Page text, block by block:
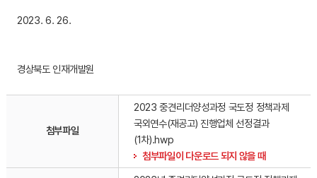
2023. 6. 26.
경상북도 인재개발원
첨부파일
2023 중견리더양성과정 국도정 정책과제
국외연수(재공고) 진행업체 선정결과
(1차).hwp
첨부파일이 다운로드 되지 않을 때